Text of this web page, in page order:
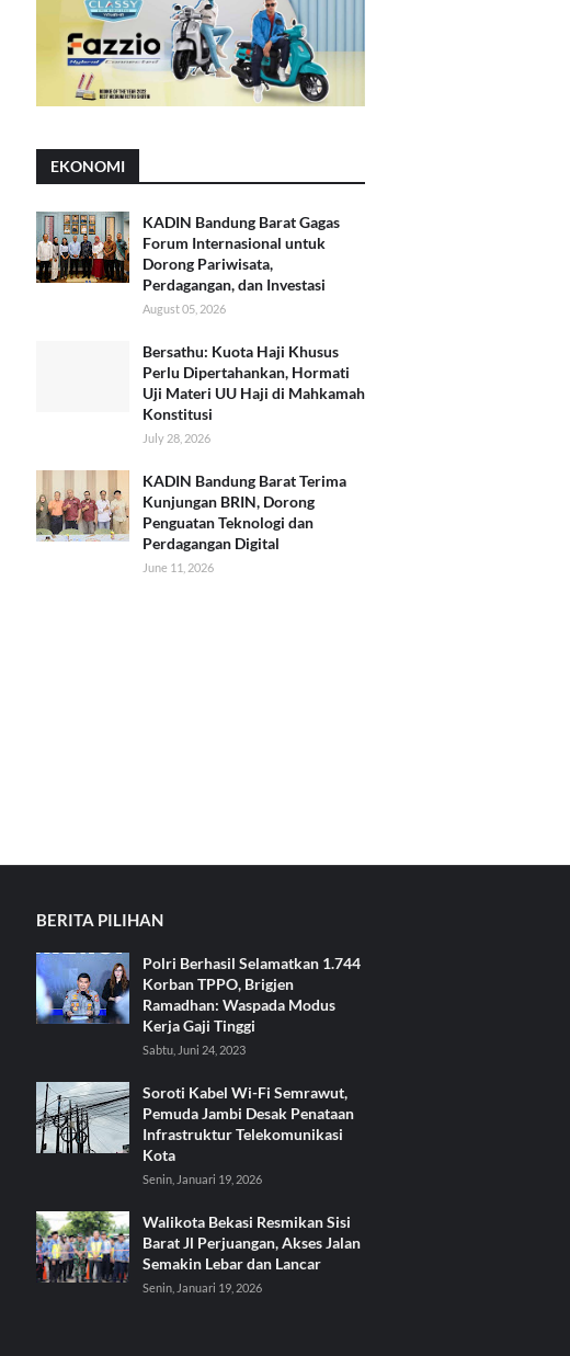
EKONOMI
KADIN Bandung Barat Gagas
Forum Internasional untuk
Dorong Pariwisata,
Perdagangan, dan Investasi
August 05, 2026
Bersathu: Kuota Haji Khusus
Perlu Dipertahankan, Hormati
Uji Materi UU Haji di Mahkamah
Konstitusi
July 28, 2026
KADIN Bandung Barat Terima
Kunjungan BRIN, Dorong
Penguatan Teknologi dan
Perdagangan Digital
June 11, 2026
BERITA PILIHAN
Polri Berhasil Selamatkan 1.744
Korban TPPO, Brigjen
Ramadhan: Waspada Modus
Kerja Gaji Tinggi
Sabtu, Juni 24, 2023
Soroti Kabel Wi-Fi Semrawut,
Pemuda Jambi Desak Penataan
Infrastruktur Telekomunikasi
Kota
Senin, Januari 19, 2026
Walikota Bekasi Resmikan Sisi
Barat Jl Perjuangan, Akses Jalan
Semakin Lebar dan Lancar
Senin, Januari 19, 2026